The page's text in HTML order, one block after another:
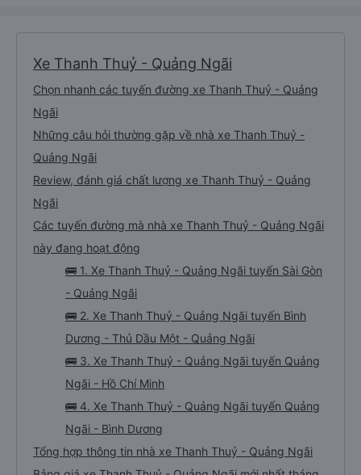
Xe Thanh Thuỷ - Quảng Ngãi
Chọn nhanh các tuyến đường xe Thanh Thuỷ - Quảng
Ngãi
Những câu hỏi thường gặp về nhà xe Thanh Thuỷ -
Quảng Ngãi
Review, đánh giá chất lượng xe Thanh Thuỷ - Quảng
Ngãi
Các tuyến đường mà nhà xe Thanh Thuỷ - Quảng Ngãi
này đang hoạt động
🚌 1. Xe Thanh Thuỷ - Quảng Ngãi tuyến Sài Gòn
- Quảng Ngãi
🚌 2. Xe Thanh Thuỷ - Quảng Ngãi tuyến Bình
Dương - Thủ Dầu Một - Quảng Ngãi
🚌 3. Xe Thanh Thuỷ - Quảng Ngãi tuyến Quảng
Ngãi - Hồ Chí Minh
🚌 4. Xe Thanh Thuỷ - Quảng Ngãi tuyến Quảng
Ngãi - Bình Dương
Tổng hợp thông tin nhà xe Thanh Thuỷ - Quảng Ngãi